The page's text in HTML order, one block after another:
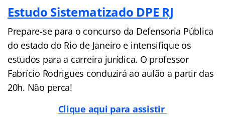
Estudo Sistematizado DPE RJ
Prepare-se para o concurso da Defensoria Pública
do estado do Rio de Janeiro e intensifique os
estudos para a carreira jurídica. O professor
Fabrício Rodrigues conduzirá ao aulão a partir das
20h. Não perca!
Clique aqui para assistir